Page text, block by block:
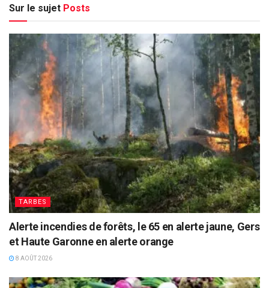
Sur le sujet Posts
TARBES
Alerte incendies de forêts, le 65 en alerte jaune, Gers
et Haute Garonne en alerte orange
8 AOÛT 2026